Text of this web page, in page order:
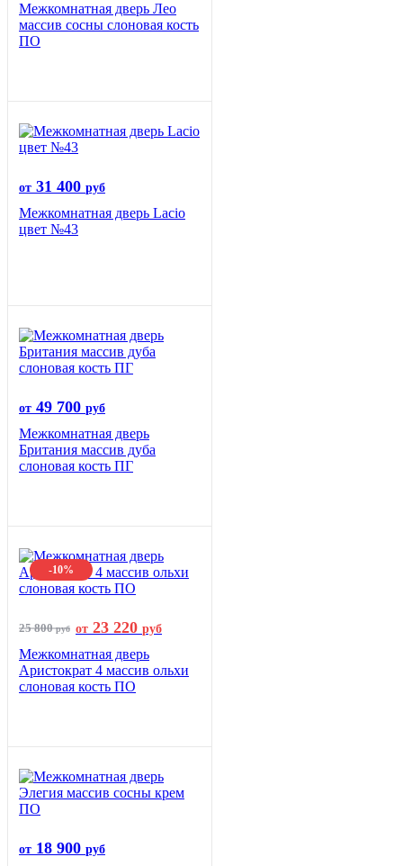
Межкомнатная дверь Лео
массив сосны слоновая кость
ПО
от 31 400 руб
Межкомнатная дверь Lacio
цвет №43
от 49 700 руб
Межкомнатная дверь
Британия массив дуба
слоновая кость ПГ
-10%
25 800руб от 23 220 руб
Межкомнатная дверь
Аристократ 4 массив ольхи
слоновая кость ПО
от 18 900 руб